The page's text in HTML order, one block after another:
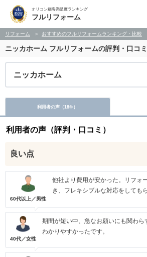
オリコン顧客満足度ランキング
フルリフォーム
リフォーム おすすめのフルリフォームランキング・比較
ニッカホーム フルリフォームの評判・口コミ
ニッカホーム
利用者の声（18件）
利用者の声（評判・口コミ）
良い点
60代以上／男性
他社より費用が安かった。リフォ
き、フレキシブルな対応をしても
40代／女性
期間が短い中、急なお願いにも関わら
わかりやすかったです。